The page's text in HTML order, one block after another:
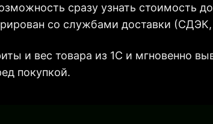
сразу узнать стоимость
со службами доставки
и вес товара из 1С и мгновенно
покупкой.